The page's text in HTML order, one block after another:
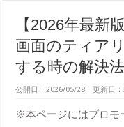
【2026年最新
画面のティア
する時の解決
公開日：2026/05/28 更新日
※本ページにはプロモ